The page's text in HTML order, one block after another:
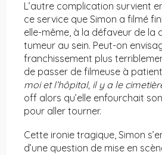
L’autre complication survient
ce service que Simon a filmé
elle-même, à la défaveur de la
tumeur au sein. Peut-on
franchissement plus
de passer de filmeuse à
moietl’hôpital, il y a le cim
off alors qu’elle enfourchait
pour aller tourner.
Cette ironie tragique, Simon
d’une question de mise en